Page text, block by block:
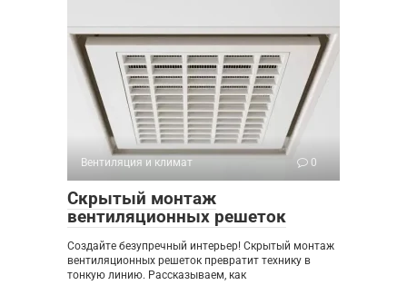
Вентиляция и климат 0
Скрытый монтаж
вентиляционных решеток
Создайте безупречный интерьер! Скрытый монтаж
вентиляционных решеток превратит технику в
тонкую линию. Рассказываем, как